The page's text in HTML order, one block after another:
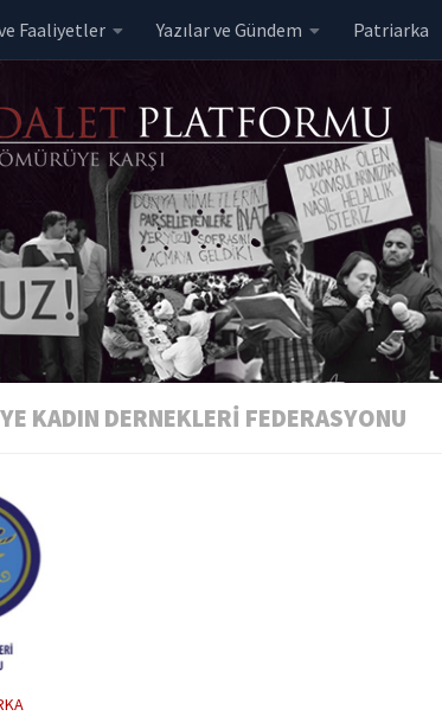
Faaliyetler Yazılar ve Gündem Patriarka
KADIN DERNEKLERI FEDERASYONU